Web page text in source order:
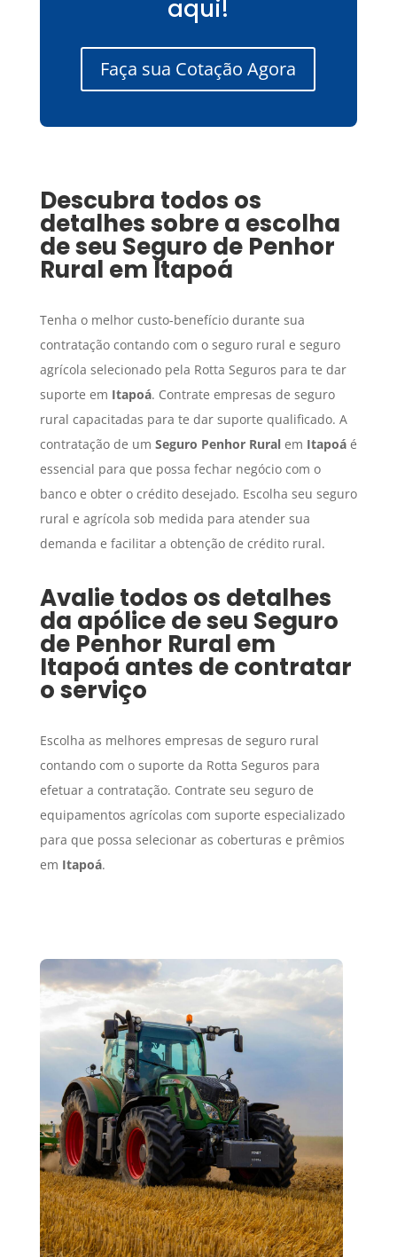
aqui!
Faça sua Cotação Agora
Descubra todos os
detalhes sobre a escolha
de seu Seguro de Penhor
Rural emItapoá
Tenha o melhor custo-benefício durante sua
contratação contando com o seguro rural e seguro
agrícola selecionado pela Rotta Seguros para te dar
suporte em Itapoá. Contrate empresas de seguro
rural capacitadas para te dar suporte qualificado. A
contratação de um Seguro Penhor Ruralem Itapoáé
essencial para que possa fechar negócio com o
banco e obter o crédito desejado. Escolha seu seguro
rural e agrícola sob medida para atender sua
demanda e facilitar a obtenção de crédito rural.
Avalie todos os detalhes
da apólice de seu Seguro
de Penhor Rural em
Itapoá antes de contratar
o serviço
Escolha as melhores empresas de seguro rural
contando com o suporte da Rotta Seguros para
efetuar a contratação. Contrate seu seguro de
equipamentos agrícolas com suporte especializado
para que possa selecionar as coberturas e prêmios
em Itapoá.